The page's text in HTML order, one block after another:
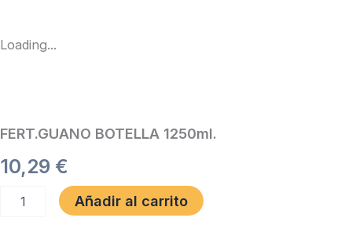
Loading...
FERT.GUANO BOTELLA 1250ml.
10,29 €
FERT.GUANO
BOTELLA
Añadir al carrito